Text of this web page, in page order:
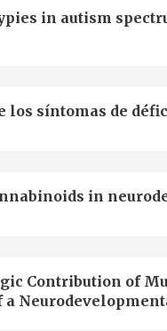
in autism
los síntomas de
in
Contribution of
a